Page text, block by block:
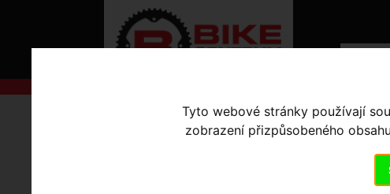
Tyto webové stránky používají
zobrazení přizpůsobeného
Úvodní strana